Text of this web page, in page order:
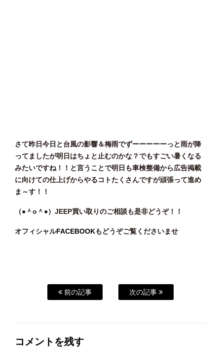
さて昨日今日と台風の影響＆梅雨でずーーーーーっと雨が降
ってましたが明日はちょと止むのかな？でもすごい暑くなる
みたいですね！！と言うことで明日も車検整備から広告掲載
に向けての仕上げからやるコトたくさんですが頑張って進め
ま～す！！
（●＾o ＾●）JEEP買い取りのご相談も是非どうぞ！！
オフィシャルFACEBOOKもどうぞご覧くださいませ
前の記事 次の記事
コメントを残す